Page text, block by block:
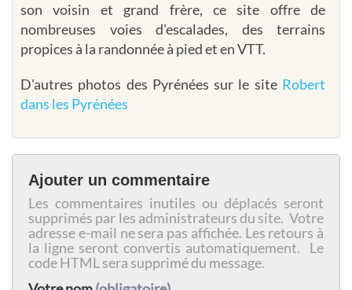
son voisin et grand frère, ce site offre de
nombreuses voies d'escalades, des terrains
propices à la randonnée à pied et en VTT.
D'autres photos des Pyrénées sur le site Robert
dans les Pyrénées
Ajouter un commentaire
Les commentaires inutiles ou déplacés seront
supprimés par les administrateurs du site. Votre
adresse e-mail ne sera pas affichée. Les retours à
la ligne seront convertis automatiquement. Le
code HTML sera supprimé du message.